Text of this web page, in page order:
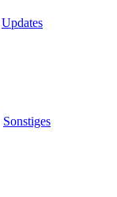
Updates
Sonstiges